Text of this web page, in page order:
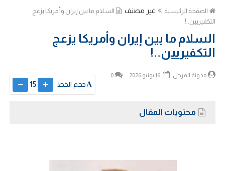
الصفحة الرئيسية غير مصنف
السلام ما بين إيران وأمريكا يزعج
التكفيريين..!
السلام ما بين إيران وأمريكا يزعج
التكفيريين..!
مدونة المرجل 0
حجم الخط 15
محتويات المقال